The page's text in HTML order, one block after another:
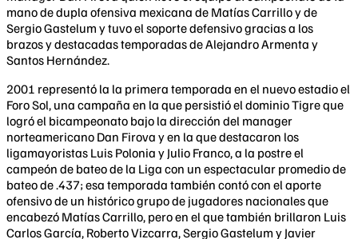
mano de dupla ofensiva mexicana de Matías Carrillo y de
Sergio Gastelum y tuvo el soporte defensivo gracias a los
brazos y destacadas temporadas de Alejandro Armenta y
Santos Hernández.
2001 representó la la primera temporada en el nuevo estadio el
Foro Sol, una campaña en la que persistió el dominio Tigre que
logró el bicampeonato bajo la dirección del manager
norteamericano Dan Firova y en la que destacaron los
ligamayoristas Luis Polonia y Julio Franco, a la postre el
campeón de bateo de la Liga con un espectacular promedio de
bateo de .437; esa temporada también contó con el aporte
ofensivo de un histórico grupo de jugadores nacionales que
encabezó Matías Carrillo, pero en el que también brillaron Luis
Carlos García, Roberto Vizcarra, Sergio Gastelum y Javier